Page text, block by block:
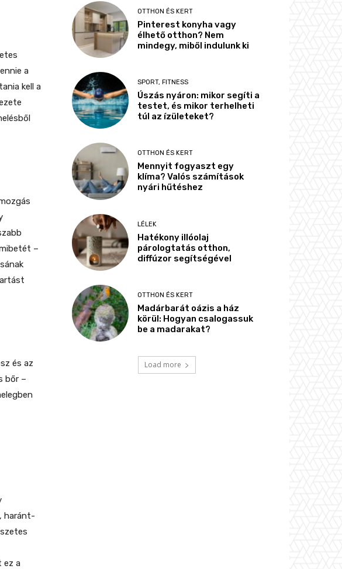
a
kell a
–
és az
bőr –
haránt-
ez a
OTTHON ÉS KERT
Pinterest konyha vagy
élhető otthon? Nem
mindegy, miből indulunk ki
SPORT, FITNESS
Úszás nyáron: mikor segíti a
testet, és mikor terhelheti
túl az ízületeket?
OTTHON ÉS KERT
Mennyit fogyaszt egy
klíma? Valós számítások
nyári hűtéshez
LÉLEK
Hatékony illóolaj
párologtatás otthon,
diffúzor segítségével
OTTHON ÉS KERT
Madárbarát oázis a ház
körül: Hogyan csalogassuk
be a madarakat?
Load more